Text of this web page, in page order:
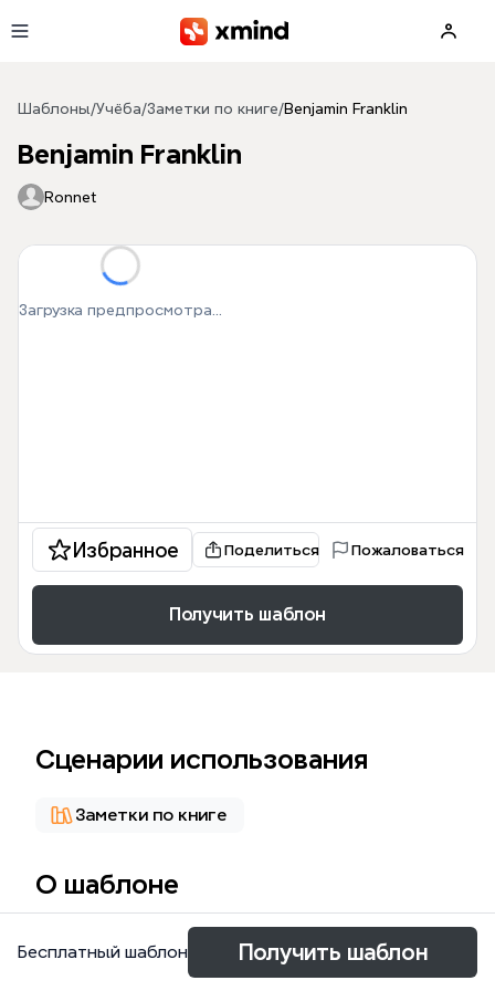
Шаблоны /Учёба/Заметки по книге/Benjamin Franklin
Benjamin Franklin
Ronnet
Загрузка предпросмотра...
Избранное Поделиться Пожаловаться
Получить шаблон
Сценарии использования
Заметки по книге
О шаблоне
La plantilla 'Benjamin Franklin' en Xmind es un mapa
mental exhaustivo que cubre la vida y obra del
Бесплатный шаблон Получить шаблон